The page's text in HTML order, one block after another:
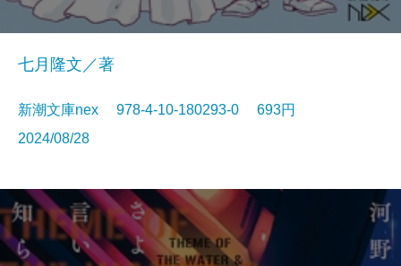
七月隆文／著
新潮文庫nex 978-4-10-180293-0 693円
2024/08/28